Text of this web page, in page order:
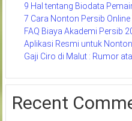
9 Hal tentang Biodata
7 Cara Nonton Persib
FAQ Biaya Akademi Persib
Aplikasi Resmi untuk
Gaji Ciro di Malut : Rumor
Recent